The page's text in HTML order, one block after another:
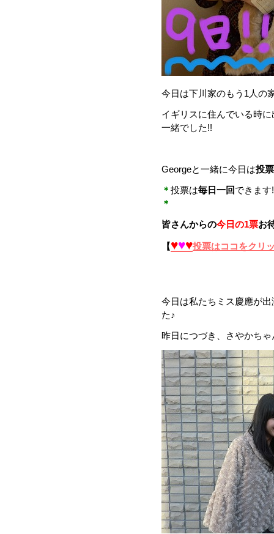
今日は下川家のもう1人の
イギリスに住んでいる時
一緒でした!!
Georgeと一緒に今日は投
＊ 投票は毎日一回できま
＊
皆さんからの今日の1票お
【♥♥♥投票はココをクリ
今日は私たちミス慶應が出
た♪
昨日につづき、さやかち